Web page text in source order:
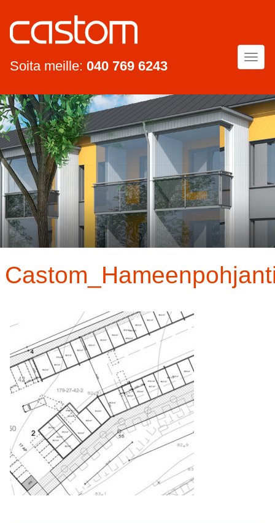
Soita meille: 040 769 6243